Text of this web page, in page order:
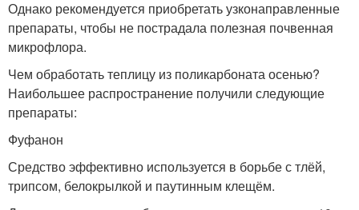
Однако рекомендуется приобретать узконаправленные
препараты, чтобы не пострадала полезная почвенная
микрофлора.
Чем обработать теплицу из поликарбоната осенью?
Наибольшее распространение получили следующие
препараты:
Фуфанон
Средство эффективно используется в борьбе с тлёй,
трипсом, белокрылкой и паутинным клещём.